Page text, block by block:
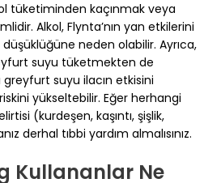
tüketiminden kaçınmak veya
Alkol, Flynta’nın yan etkilerini
neden olabilir. Ayrıca,
suyu tüketmekten de
greyfurt suyu ilacın etkisini
yükseltebilir. Eğer herhangi
(kurdeşen, kaşıntı, şişlik,
derhal tıbbi yardım almalısınız.
Kullananlar Ne